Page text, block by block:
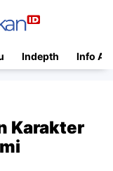
Indepth Info
Karakter